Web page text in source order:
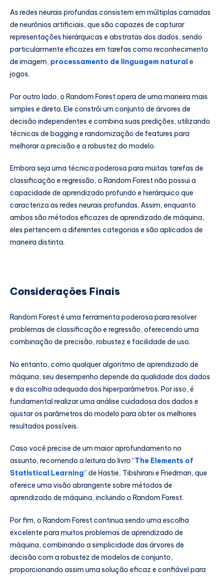
As redes neurais profundas consistem em múltiplas camadas
de neurônios artificiais, que são capazes de capturar
representações hierárquicas e abstratas dos dados, sendo
particularmente eficazes em tarefas como reconhecimento
de imagem, processamento de linguagem naturale
jogos.
Por outro lado, o Random Forest opera de uma maneira mais
simples e direta. Ele constrói um conjunto de árvores de
decisão independentes e combina suas predições, utilizando
técnicas de bagging e randomização de features para
melhorar a precisão e a robustez do modelo.
Embora seja uma técnica poderosa para muitas tarefas de
classificação e regressão, o Random Forest não possui a
capacidade de aprendizado profundo e hierárquico que
caracteriza as redes neurais profundas. Assim, enquanto
ambos são métodos eficazes de aprendizado de máquina,
eles pertencem a diferentes categorias e são aplicados de
maneira distinta.
Considerações Finais
Random Forest é uma ferramenta poderosa para resolver
problemas de classificação e regressão, oferecendo uma
combinação de precisão, robustez e facilidade de uso.
No entanto, como qualquer algoritmo de aprendizado de
máquina, seu desempenho depende da qualidade dos dados
e da escolha adequada dos hiperparâmetros. Por isso, é
fundamental realizar uma análise cuidadosa dos dados e
ajustar os parâmetros do modelo para obter os melhores
resultados possíveis.
Caso você precise de um maior aprofundamento no
assunto, recomendo a leitura do livro “The Elements of
Statistical Learning” de Hastie, Tibshirani e Friedman, que
oferece uma visão abrangente sobre métodos de
aprendizado de máquina, incluindo o Random Forest.
Por fim, o Random Forest continua sendo uma escolha
excelente para muitos problemas de aprendizado de
máquina, combinando a simplicidade das árvores de
decisão com a robustez de modelos de conjunto,
proporcionando assim uma solução eficaz e confiável para